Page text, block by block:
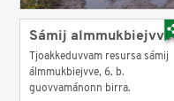
Sámij almmukbiejvve
Tjoakkeduvvam resursa sámij
álmmukbiejvve, 6. b.
guovvamánonn birra.